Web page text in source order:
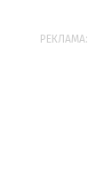
РЕКЛАМА: